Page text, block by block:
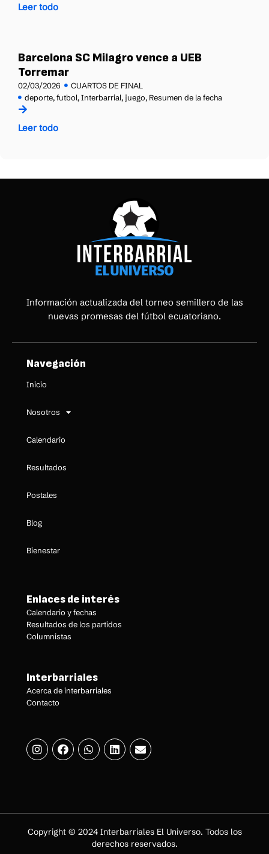
Leer todo
Barcelona SC Milagro vence a UEB
Torremar
02/03/2026
CUARTOS DE FINAL
deporte,futbol,Interbarrial, juego, Resumen de la fecha
Leer todo
Información actualizada del torneo semillero de las
nuevas promesas del fútbol ecuatoriano.
Navegación
Inicio
Nosotros
Calendario
Resultados
Postales
Blog
Bienestar
Enlaces de interés
Calendario y fechas
Resultados de los partidos
Columnistas
Interbarriales
Acerca de interbarriales
Contacto
Copyright © 2024 Interbarriales El Universo. Todos los
derechos reservados.